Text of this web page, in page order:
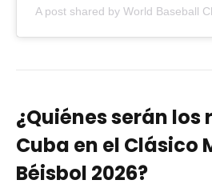
A post shared by World Baseball
¿Quiénes serán los
Cuba en el Clásico
Béisbol 2026?